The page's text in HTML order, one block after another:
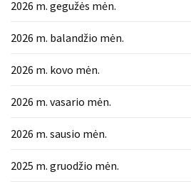
2026 m. gegužės mėn.
2026 m. balandžio mėn.
2026 m. kovo mėn.
2026 m. vasario mėn.
2026 m. sausio mėn.
2025 m. gruodžio mėn.